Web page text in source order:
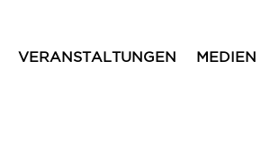
VERANSTALTUNGEN MEDIEN